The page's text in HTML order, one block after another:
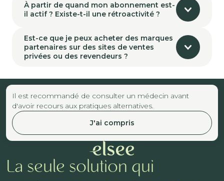
À partir de quand mon abonnement est-
il actif ? Existe-t-il une rétroactivité ?
Est-ce que je peux acheter des marques
partenaires sur des sites de ventes
privées ou des revendeurs ?
Il est recommandé de consulter un médecin avant
d'avoir recours aux pratiques alternatives.
J'ai compris
La seule solution qui